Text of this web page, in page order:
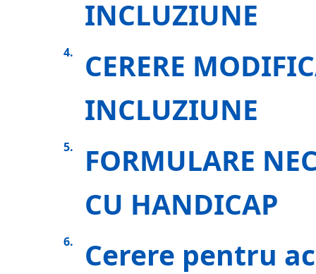
INCLUZIUNE
CERERE
INCLUZIUNE
FORMULARE
CU HANDICAP
Cerere pentru